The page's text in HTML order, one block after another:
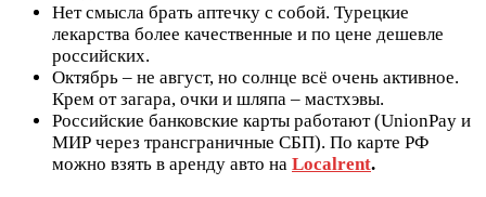
Нет смысла брать аптечку с собой. Турецкие
лекарства более качественные и по цене дешевле
российских.
Октябрь – не август, но солнце всё очень активное.
Крем от загара, очки и шляпа – мастхэвы.
Российские банковские карты работают (UnionPay и
МИР через трансграничные СБП). По карте РФ
можно взять в аренду авто на Localrent.